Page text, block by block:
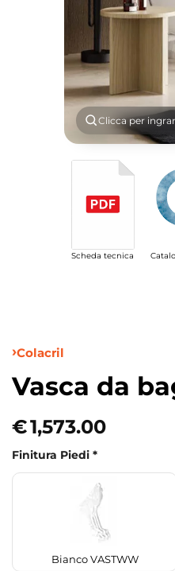
Clicca per
Scheda tecnica
Colacril
Vasca da
€1,573.00
Finitura Piedi *
Bianco VASTWW